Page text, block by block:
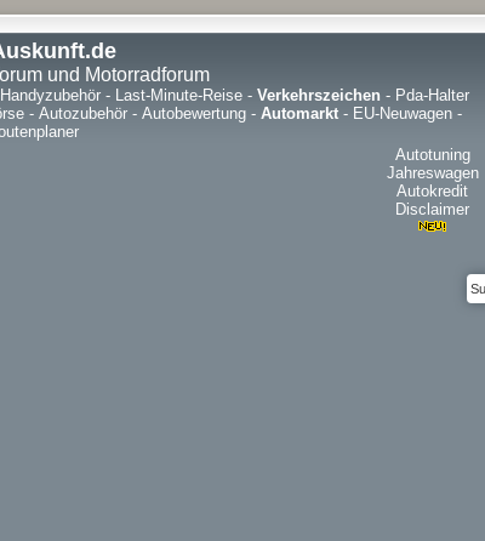
und Motorradforum
Handyzubehör- Last-Minute-Reise- Verkehrszeichen- Pda-Halter
- Autozubehör - Autobewertung - Automarkt - EU-Neuwagen -
Autotuning
Jahreswagen
Autokredit
Disclaimer